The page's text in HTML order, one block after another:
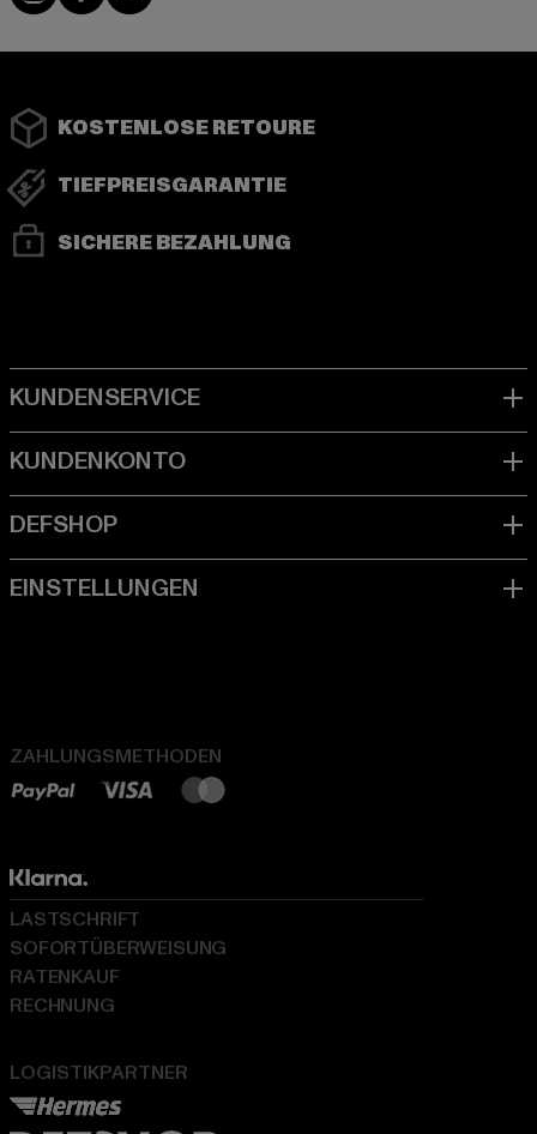
KOSTENLOSE RETOURE
TIEFPREISGARANTIE
SICHERE BEZAHLUNG
ZAHLUNGSMETHODEN
LOGISTIKPARTNER
LASTSCHRIFT
SOFORTÜBERWEISUNG
RATENKAUF
RECHNUNG